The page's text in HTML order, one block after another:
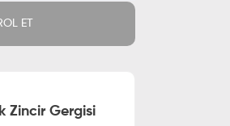
ET
Zincir Gergisi